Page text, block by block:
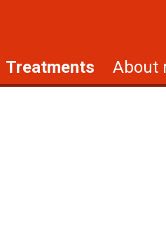
Treatments About